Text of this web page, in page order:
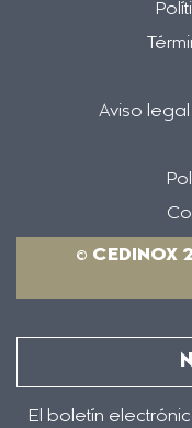
Aviso
© CEDINOX
El boletín